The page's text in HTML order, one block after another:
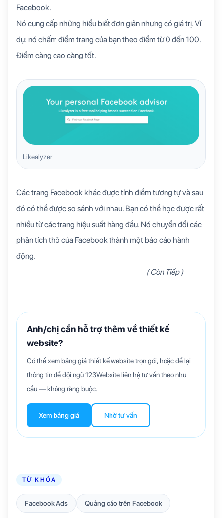
Facebook.
Nó cung cấp những hiểu biết đơn giản nhưng có giá trị. Ví
dụ: nó chấm điểm trang của bạn theo điểm từ 0 đến 100.
Điểm càng cao càng tốt.
Likealyzer
Các trang Facebook khác được tính điểm tương tự và sau
đó có thể được so sánh với nhau. Bạn có thể học được rất
nhiều từ các trang hiệu suất hàng đầu. Nó chuyển đổi các
phân tích thô của Facebook thành một báo cáo hành
động.
( Còn Tiếp )
Anh/chị cần hỗ trợ thêm về thiết kế
website?
Có thể xem bảng giá thiết kế website trọn gói, hoặc để lại
thông tin để đội ngũ 123Website liên hệ tư vấn theo nhu
cầu — không ràng buộc.
Xem bảng giá Nhờ tư vấn
TỪ KHÓA
Facebook Ads Quảng cáo trên Facebook